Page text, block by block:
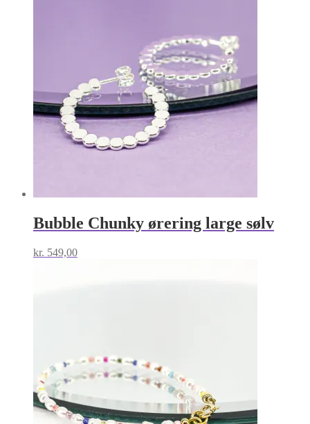
Bubble Chunky ørering large sølv
kr. 549,00